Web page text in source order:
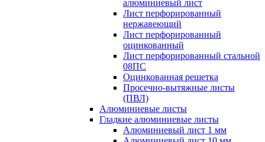
алюминиевый лист
Лист перфорированный
нержавеющий
Лист перфорированный
оцинкованный
Лист перфорированный стальной
08ПС
Оцинкованная решетка
Просечно-вытяжные листы
(ПВЛ)
Алюминиевые листы
Гладкие алюминиевые листы
Алюминиевый лист 1 мм